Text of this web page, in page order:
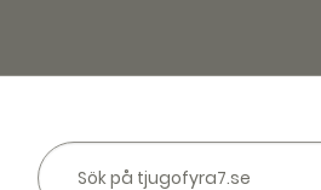
Sök på tjugofyra7.se